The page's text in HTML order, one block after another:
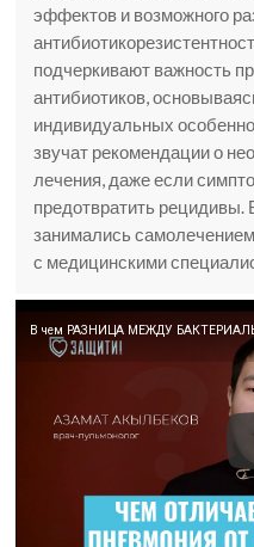
эффектов и возможного
подчеркивают важность
антибиотиков,
индивидуальных
звучат рекомендации о
лечения, даже если
предотвратить
занимались
с медицинскими
В чем РАЗНИЦА МЕЖДУ